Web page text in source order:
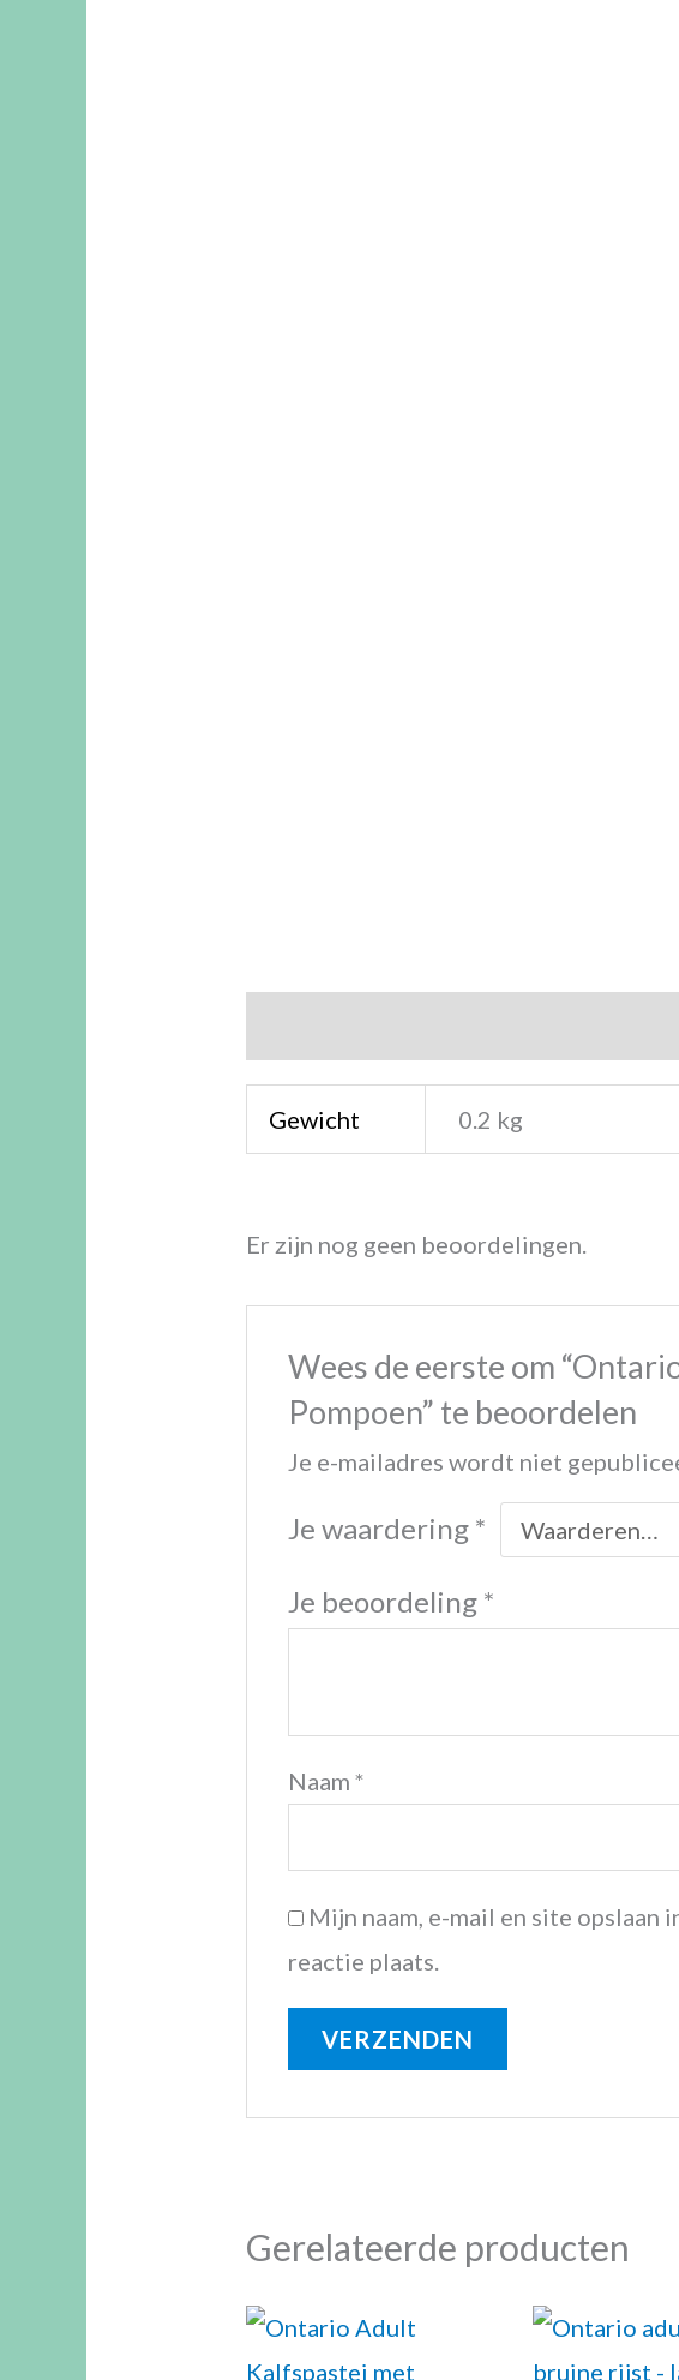
Gewicht 0.2 kg
Er zijn nog geen beoordelingen.
Wees de eerste om
Pompoen” te beoordelen
Je e-mailadres wordt niet
Je waardering *
Je beoordeling *
Naam *
Mijn naam, e-mail en site opslaan
reactie plaats.
Gerelateerde producten